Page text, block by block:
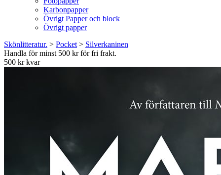
Karbonpapper
Övrigt Papper och block
Övrigt papper
Skönlitteratur. > Pocket > Silverkaninen
Handla för minst 500 kr för fri frakt.
500 kr kvar